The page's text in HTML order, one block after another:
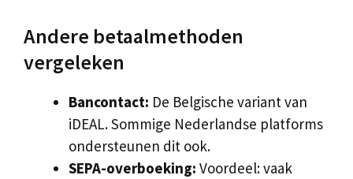
Andere betaalmethoden
vergeleken
Bancontact: De Belgische variant van
iDEAL. Sommige Nederlandse platforms
ondersteunen dit ook.
SEPA-overboeking: Voordeel: vaak